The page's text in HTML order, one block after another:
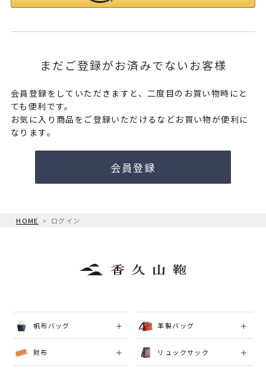
まだご登録がお済みでないお客様
会員登録をしていただきますと、二度目のお買い物時にと
ても便利です。
お気に入り商品をご登録いただけるなどお買い物が便利に
なります。
会員登録
HOME ログイン
帆布バッグ 革製バッグ
財布 リュックサック